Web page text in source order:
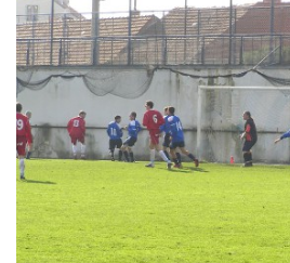
FKD A
FKD B
STARŠÍ DOROST
STARŠÍ ŽÁCI